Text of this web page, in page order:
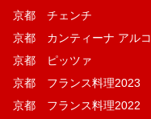
京都 チェンチ
京都 カンティーナ アルコ
京都 ピッツァ
京都 フランス料理2023
京都 フランス料理2022